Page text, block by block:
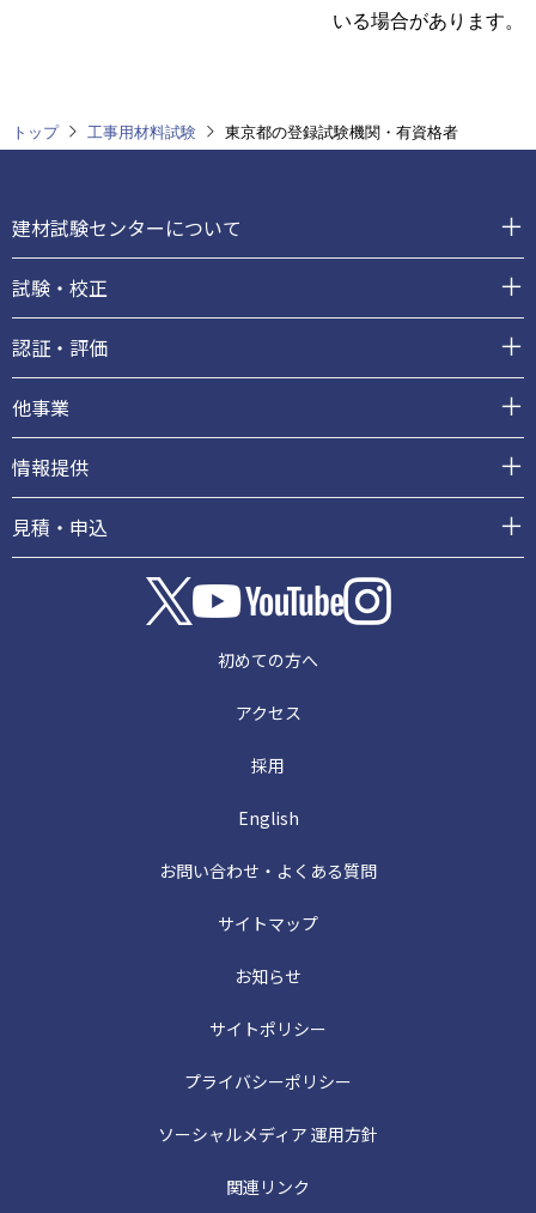
いる場合があります。
トップ 工事用材料試験 東京都の登録試験機関・有資格者
ッ
タ
ー
建材試験センターについて
試験・校正
認証・評価
他事業
情報提供
見積・申込
初めての方へ
アクセス
採用
English
お問い合わせ・よくある質問
サイトマップ
お知らせ
サイトポリシー
プライバシーポリシー
ソーシャルメディア 運用方針
関連リンク